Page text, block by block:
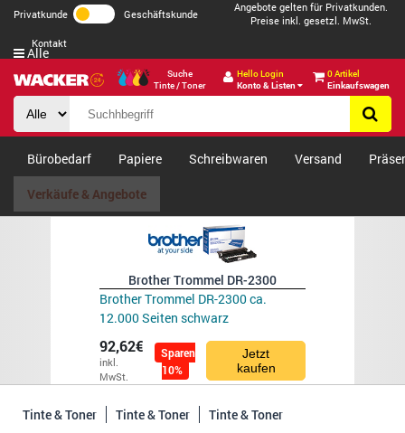
Privatkunde Geschäftskunde
Angebote gelten für Privatkunden.
Preise inkl. gesetzl. MwSt.
Kontakt
Suche
Tinte / Toner
Hello Login
Konto & Listen
0 Artikel
Einkaufswagen
Alle
Bürobedarf Papiere Schreibwaren Versand
Verkäufe & Angebote
Brother Trommel DR-2300
Brother Trommel DR-2300 ca.
12.000 Seiten schwarz
92,62€
inkl.
MwSt.
Sparen
10%
Jetzt
kaufen
Tinte & Toner Tinte & Toner Tinte & Toner